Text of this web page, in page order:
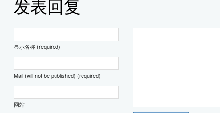
发表回复
显示名称 (required)
Mail (will not be published) (required)
网站